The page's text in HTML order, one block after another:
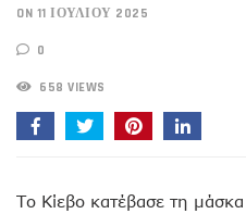
ON 11 ΙΟΥΛΊΟΥ 2025
0
658 VIEWS
Το Κίεβο κατέβασε τη